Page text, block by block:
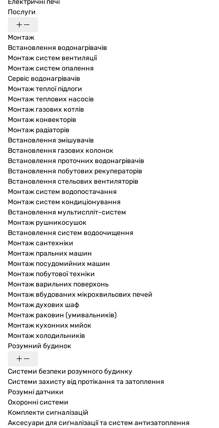
Послуги
Монтаж
Встановлення водонагрівачів
Монтаж систем вентиляції
Монтаж систем опалення
Сервіс водонагрівачів
Монтаж теплої підлоги
Монтаж теплових насосів
Монтаж газових котлів
Монтаж конвекторів
Монтаж радіаторів
Встановлення змішувачів
Встановлення газових колонок
Встановлення проточних водонагрівачів
Встановлення побутових рекуператорів
Встановлення стельових вентиляторів
Монтаж систем водопостачання
Монтаж систем кондиціонування
Встановлення мультиспліт-систем
Монтаж рушникосушок
Встановлення систем водоочищення
Монтаж сантехніки
Монтаж пральних машин
Монтаж посудомийних машин
Монтаж побутової техніки
Монтаж варильних поверхонь
Монтаж вбудованих мікрохвильових печей
Монтаж духових шаф
Монтаж раковин (умивальників)
Монтаж кухонних мийок
Монтаж холодильників
Розумний будинок
Системи безпеки розумного будинку
Системи захисту від протікання та затоплення
Розумні датчики
Охоронні системи
Комплекти сигналізацій
Аксесуари для сигналізації та систем антизатоплення